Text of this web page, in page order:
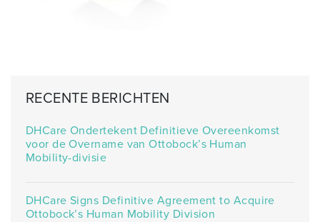
RECENTE BERICHTEN
DHCare Ondertekent Definitieve Overeenkomst
voor de Overname van Ottobock’s Human
Mobility-divisie
DHCare Signs Definitive Agreement to Acquire
Ottobock’s Human Mobility Division